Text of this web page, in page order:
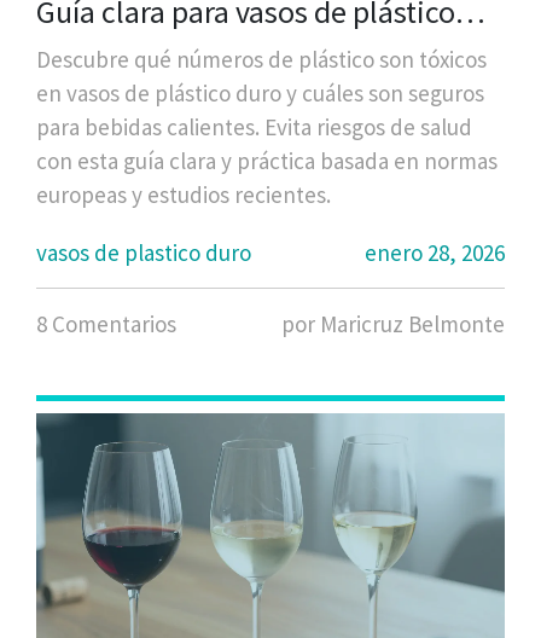
Guía clara para vasos de plástico
duro
Descubre qué números de plástico son tóxicos
en vasos de plástico duro y cuáles son seguros
para bebidas calientes. Evita riesgos de salud
con esta guía clara y práctica basada en normas
europeas y estudios recientes.
vasos de plastico duro
enero 28, 2026
8 Comentarios por Maricruz Belmonte